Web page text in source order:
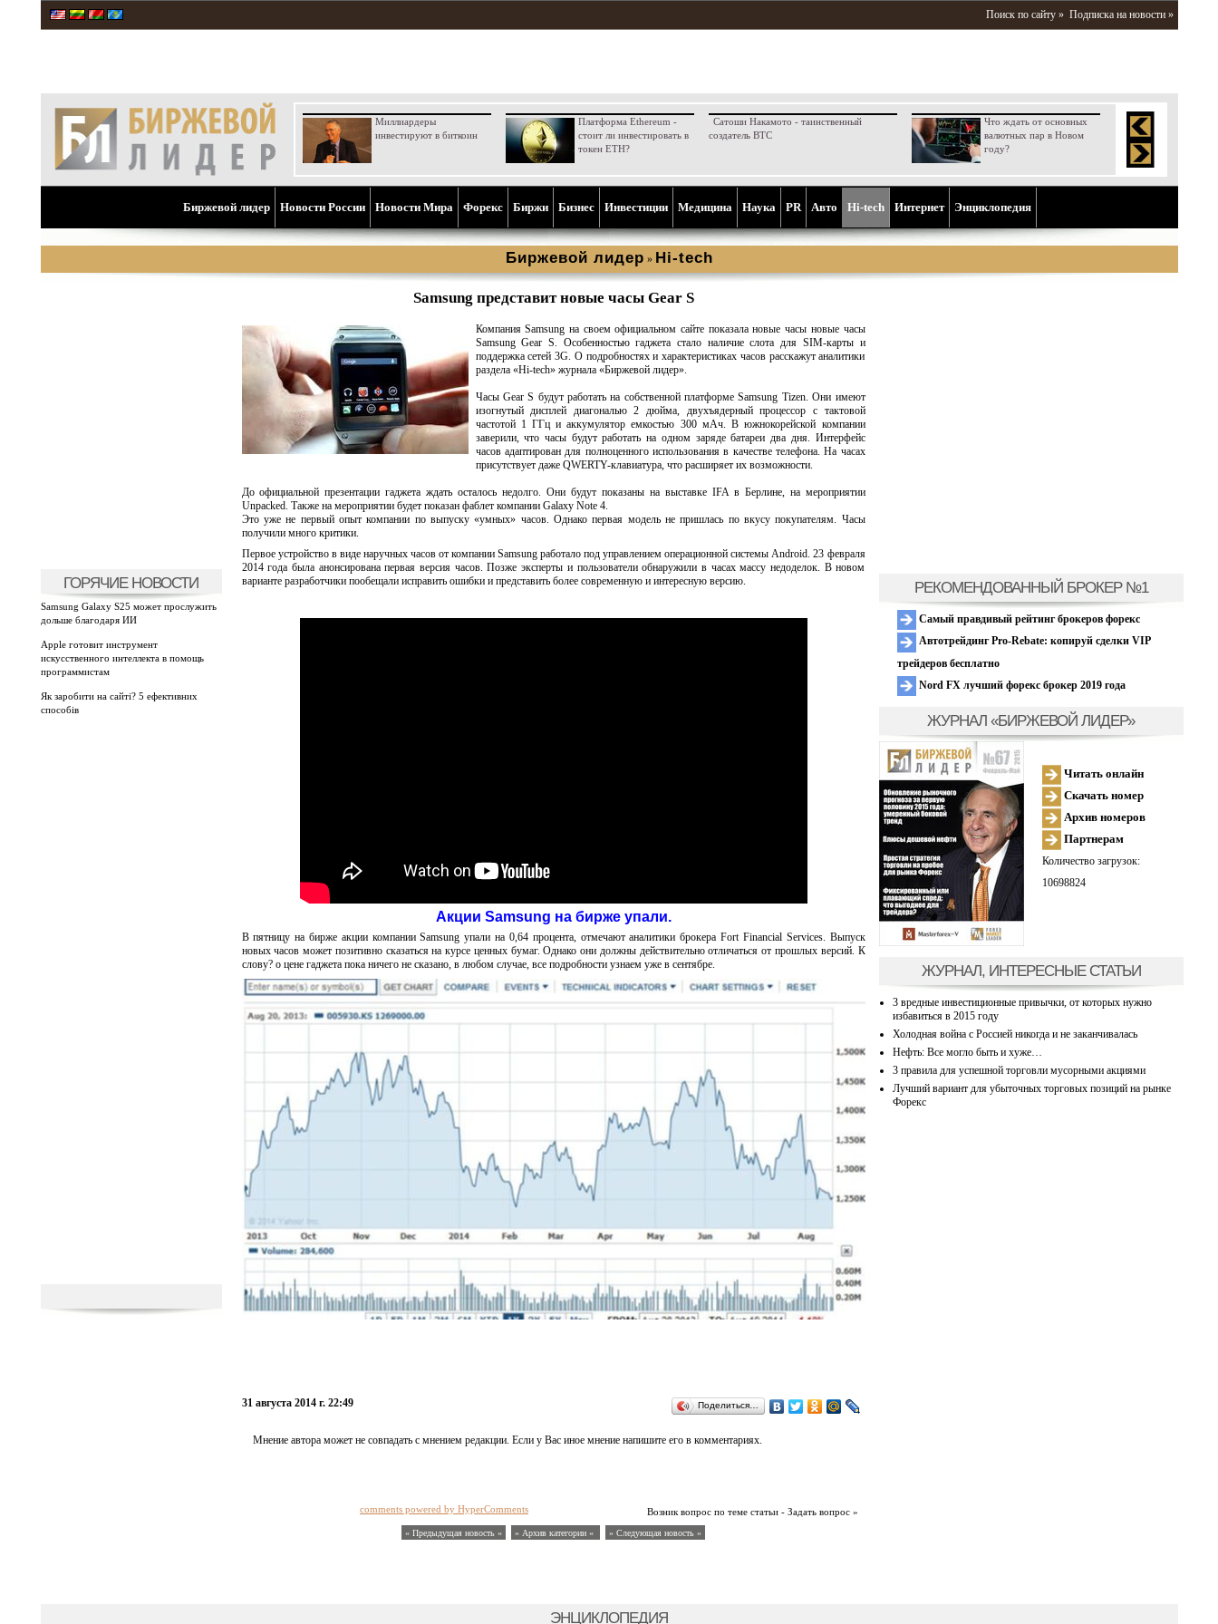
Поиск по сайту » Подписка на новости »
Миллиардеры
инвестируют в биткоин
Платформа Ethereum -
стоит ли инвестировать в
токен ETH?
Сатоши Накамото - таинственный
создатель BTC
Что ждать от основных
валютных пар в Новом
году?
Биржевой лидер Новости России Новости Мира Форекс Биржи Бизнес Инвестиции Медицина Наука PR Aвто Hi-tech Интернет Энциклопедия
Биржевой лидер » Hi-tech
ГОРЯЧИЕ НОВОСТИ
Samsung Galaxy S25 может прослужить
дольше благодаря ИИ
Apple готовит инструмент
искусственного интеллекта в помощь
программистам
Як заробити на сайті? 5 ефективних
способів
Samsung представит новые часы Gear S
Компания Samsung на своем официальном сайте показала новые часы новые часы
Samsung Gear S. Особенностью гаджета стало наличие слота для SIM-карты и
поддержка сетей 3G. О подробностях и характеристиках часов расскажут аналитики
раздела «Hi-tech» журнала «Биржевой лидер».
Часы Gear S будут работать на собственной платформе Samsung Tizen. Они имеют
изогнутый дисплей диагональю 2 дюйма, двухъядерный процессор с тактовой
частотой 1 ГГц и аккумулятор емкостью 300 мАч. В южнокорейской компании
заверили, что часы будут работать на одном заряде батареи два дня. Интерфейс
часов адаптирован для полноценного использования в качестве телефона. На часах
присутствует даже QWERTY-клавиатура, что расширяет их возможности.
До официальной презентации гаджета ждать осталось недолго. Они будут показаны на выставке IFA в Берлине, на мероприятии
Unpacked. Также на мероприятии будет показан фаблет компании Galaxy Note 4.
Это уже не первый опыт компании по выпуску «умных» часов. Однако первая модель не пришлась по вкусу покупателям. Часы
получили много критики.
Первое устройство в виде наручных часов от компании Samsung работало под управлением операционной системы Android. 23 февраля
2014 года была анонсирована первая версия часов. Позже эксперты и пользователи обнаружили в часах массу недоделок. В новом
варианте разработчики пообещали исправить ошибки и представить более современную и интересную версию.
Акции Samsung на бирже упали.
В пятницу на бирже акции компании Samsung упали на 0,64 процента, отмечают аналитики брокера Fort Financial Services. Выпуск
новых часов может позитивно сказаться на курсе ценных бумаг. Однако они должны действительно отличаться от прошлых версий. К
слову? о цене гаджета пока ничего не сказано, в любом случае, все подробности узнаем уже в сентябре.
31 августа 2014 г. 22:49 Поделиться…
Мнение автора может не совпадать с мнением редакции. Если у Вас иное мнение напишите его в комментариях.
Возник вопрос по теме статьи - Задать вопрос »
comments powered by HyperComments
« Предыдущая новость « » Архив категории « » Следующая новость »
РЕКОМЕНДОВАННЫЙ БРОКЕР №1
Самый правдивый рейтинг брокеров форекс
Автотрейдинг Pro-Rebate: копируй сделки VIP
трейдеров бесплатно
Nord FX лучший форекс брокер 2019 года
ЖУРНАЛ «БИРЖЕВОЙ ЛИДЕР»
Читать онлайн
Скачать номер
Архив номеров
Партнерам
Количество загрузок:
10698824
ЖУРНАЛ, ИНТЕРЕСНЫЕ СТАТЬИ
3 вредные инвестиционные привычки, от которых нужно
избавиться в 2015 году
Холодная война с Россией никогда и не заканчивалась
Нефть: Все могло быть и хуже…
3 правила для успешной торговли мусорными акциями
Лучший вариант для убыточных торговых позиций на рынке
Форекс
ЭНЦИКЛОПЕДИЯ